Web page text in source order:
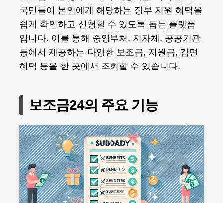
국민들이 본인에게 해당하는 정부 지원 혜택을
쉽게 확인하고 신청할 수 있도록 돕는 플랫폼
입니다. 이를 통해 중앙부처, 지자체, 공공기관
등에서 제공하는 다양한 보조금, 지원금, 감면
혜택 등을 한 곳에서 조회할 수 있습니다.
보조금24의 주요 기능